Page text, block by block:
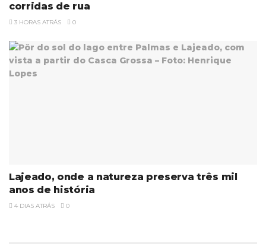
corridas de rua
3 HORAS ATRÁS 0
Lajeado, onde a natureza preserva três mil
anos de história
4 DIAS ATRÁS 0